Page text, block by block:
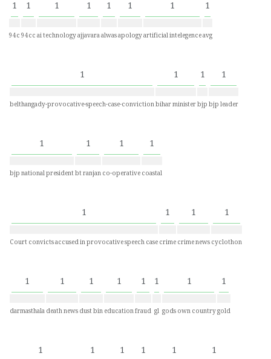
1
94c
1
94cc
1
ai technology
1
ajjavara
1
alwas
1
apology
1
artificial intelegence
1
avg
1
belthangady-provocative-speech-case-conviction
1
bihar minister
1
bjp
1
bjp leader
1
bjp national president
1
bt ranjan
1
co-operative
1
coastal
1
Court convicts accused in provocative speech case
1
crime
1
crime news
1
cyclothon
1
darmasthala
1
death news
1
dust bin
1
education
1
fraud
1
gl
1
gods own country
1
gold
1 1 1 1 1 1